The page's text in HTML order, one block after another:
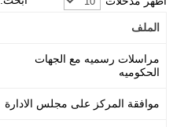
الملف
مراسلات رسميه مع الجهات
الحكوميه
موافقة المركز على مجلس الادارة